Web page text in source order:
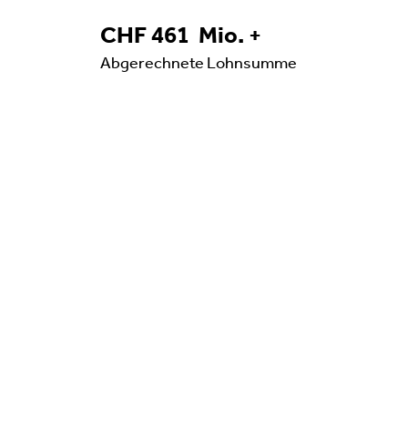
CHF461 461
Mio. +
Abgerechnete Lohnsumme